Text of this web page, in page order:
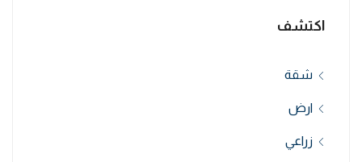
اكتشف
شقة
ارض
زراعي